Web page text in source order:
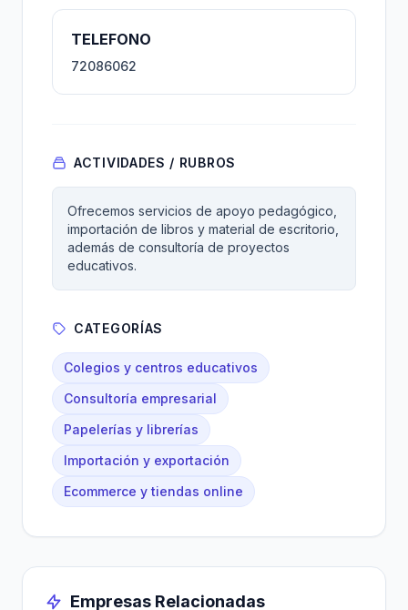
TELEFONO
72086062
ACTIVIDADES / RUBROS
Ofrecemos servicios de apoyo pedagógico,
importación de libros y material de escritorio,
además de consultoría de proyectos
educativos.
CATEGORÍAS
Colegios y centros educativos
Consultoría empresarial
Papelerías y librerías
Importación y exportación
Ecommerce y tiendas online
Empresas Relacionadas